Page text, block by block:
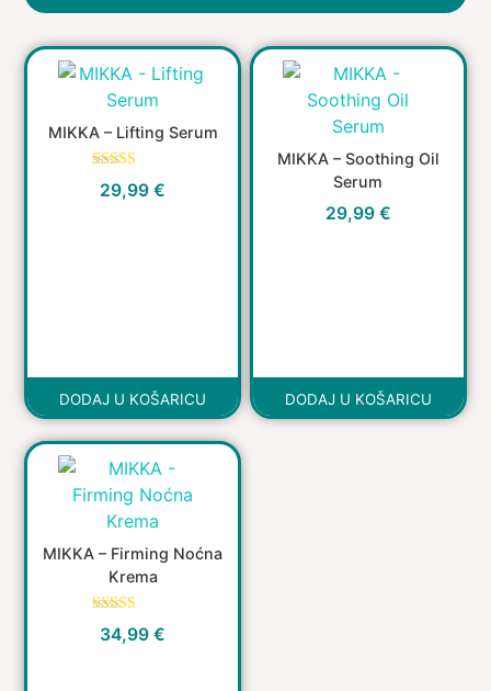
MIKKA – Lifting Serum
Ocijenjeno
5.00
29,99€
DODAJ U KOŠARICU
MIKKA – Soothing Oil
Serum
29,99 €
DODAJ U KOŠARICU
MIKKA – Firming Noćna
Krema
Ocijenjeno
5.00
34,99€